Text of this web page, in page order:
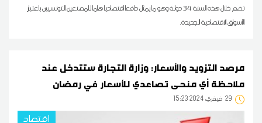
تضم خلال هذه السنة 34 دولة وهو ما يمثل دافعا اقتصاديا هاما للمصنعين التونسيين باعتبار
الأسواق الاقتصادية الجديدة.
مرصد التزويد والأسعار: وزارة التجارة ستتدخل عند
ملاحظة أي منحى تصاعدي للأسعار في رمضان
29 15:23 2024 فيفري
اقتصاد